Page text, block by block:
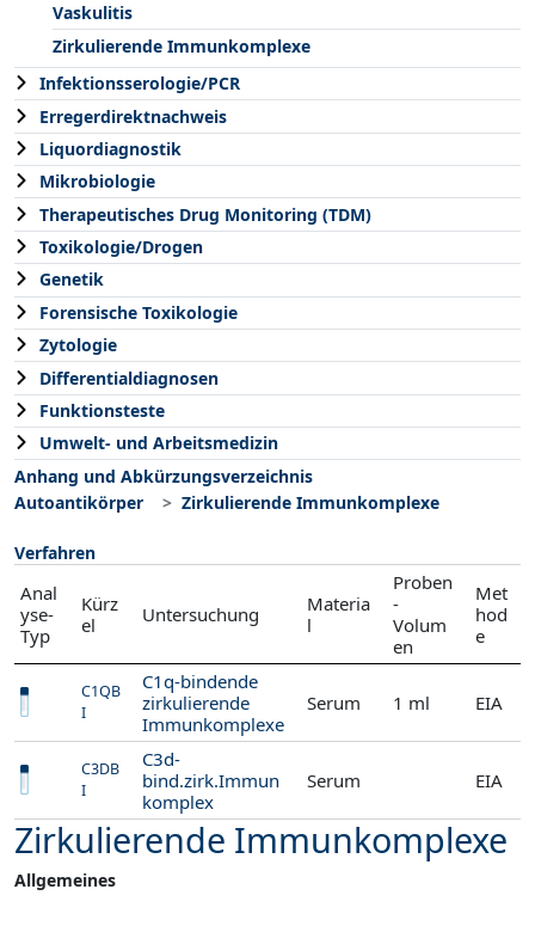
Vaskulitis
Zirkulierende Immunkomplexe
Infektionsserologie/PCR
Erregerdirektnachweis
Liquordiagnostik
Mikrobiologie
Therapeutisches Drug Monitoring (TDM)
Toxikologie/Drogen
Genetik
Forensische Toxikologie
Zytologie
Differentialdiagnosen
Funktionsteste
Umwelt- und Arbeitsmedizin
Anhang und Abkürzungsverzeichnis
Autoantikörper
Zirkulierende Immunkomplexe
Verfahren
Anal
yse-
Typ
Kürz
el
Untersuchung
Materia
l
Proben
-
Volum
en
Met
hod
e
C1QB
I
C1q-bindende
zirkulierende
Immunkomplexe
Serum 1 ml EIA
C3DB
I
C3d-
bind.zirk.Immun
komplex
Serum EIA
Zirkulierende Immunkomplexe
Allgemeines